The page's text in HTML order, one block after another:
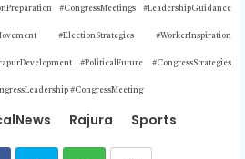
#CongressMeetings #LeadershipGuidance
#ElectionStrategies #WorkerInspiration
#PoliticalFuture #CongressStrategies
#CongressMeeting
Rajura Sports